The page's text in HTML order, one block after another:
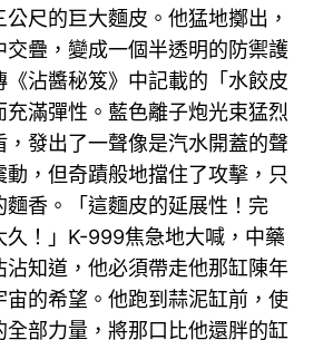
公尺的巨大麵皮。他猛地擲出，
交疊，變成一個半透明的防禦護
《沾醬秘笈》中記載的「水餃皮
充滿彈性。藍色離子炮光束猛烈
，發出了一聲像是汽水開蓋的聲
動，但奇蹟般地擋住了攻擊，只
麵香。「這麵皮的延展性！完
久！」K-999焦急地大喊，中藥
沾知道，他必須帶走他那缸陳年
宙的希望。他跑到蒜泥缸前，使
全部力量，將那口比他還胖的缸